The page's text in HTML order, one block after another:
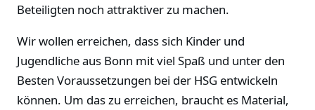
Beteiligten noch attraktiver zu machen.
Wir wollen erreichen, dass sich Kinder und
Jugendliche aus Bonn mit viel Spaß und unter den
Besten Voraussetzungen bei der HSG entwickeln
können. Um das zu erreichen, braucht es Material,